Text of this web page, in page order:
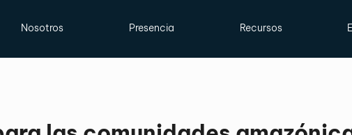
Nosotros Presencia Recursos